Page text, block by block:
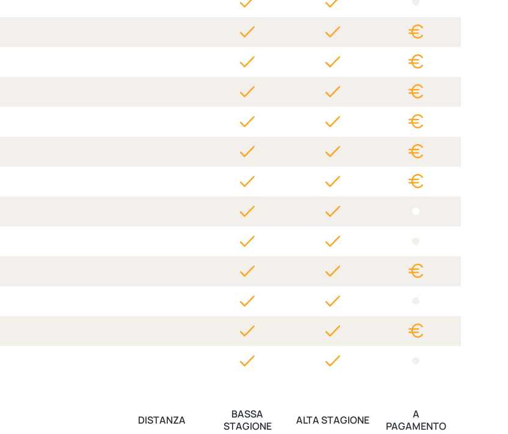
DISTANZA
BASSA
STAGIONE
ALTA STAGIONE
A
PAGAMENTO